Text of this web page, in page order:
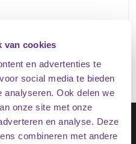
van cookies
en advertenties te
social media te bieden
analyseren. Ook delen we
onze site met onze
en analyse. Deze
combineren met andere
nieuwsbrief
Inschrijven